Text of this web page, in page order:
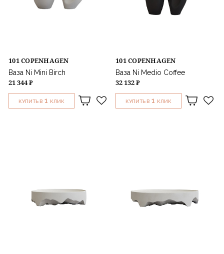
101 COPENHAGEN
Ваза Ni Mini Birch
21 344 ₽
КУПИТЬ В 1 КЛИК
101 COPENHAGEN
Ваза Ni Medio Coffee
32 132 ₽
КУПИТЬ В 1 КЛИК